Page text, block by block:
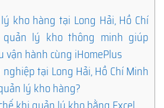
kho hàng tại Long Hải, Hồ Chí
lý kho thông minh giúp
hành cùng iHomePlus
tại Long Hải, Hồ Chí Minh
lý kho hàng?